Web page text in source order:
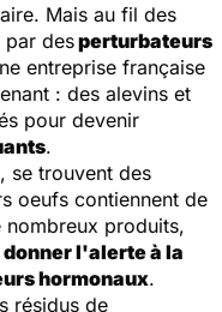
Mais au fil des
par desperturbateurs
entreprise française
: des alevins et
pour devenir
.
se trouvent des
oeufs contiennent de
nombreux produits,
donner l'alerte à la
hormonaux.
résidus de